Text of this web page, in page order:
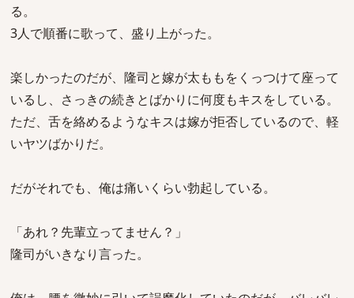
る。
3人で順番に歌って、盛り上がった。
楽しかったのだが、隆司と嫁が太ももをくっつけて座って
いるし、さっきの続きとばかりに何度もキスをしている。
ただ、舌を絡めるようなキスは嫁が拒否しているので、軽
いヤツばかりだ。
だがそれでも、俺は痛いくらい勃起している。
「あれ？先輩立ってません？」
隆司がいきなり言った。